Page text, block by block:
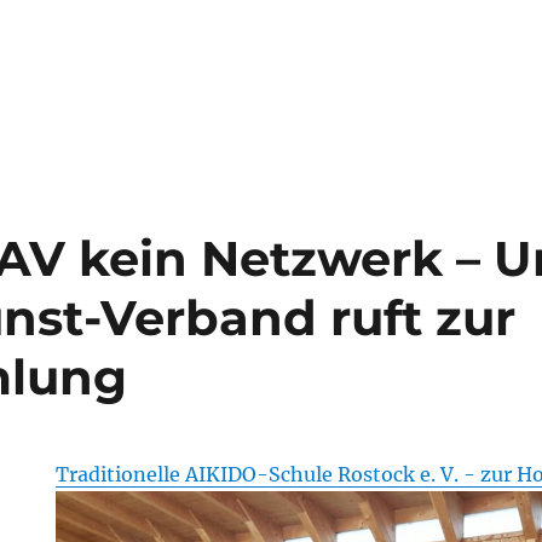
kein Netzwerk –
Verband ruft zur
Traditionelle AIKIDO-Schule Rostock e. V. - zur